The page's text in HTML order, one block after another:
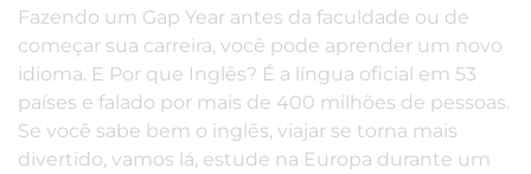
Fazendo um Gap Year antes da faculdade ou de
começar sua carreira, você pode aprender um novo
idioma. E Por que Inglês? É a língua oficial em 53
países e falado por mais de 400 milhões de pessoas.
Se você sabe bem o inglês, viajar se torna mais
divertido, vamos lá, estude na Europa durante um